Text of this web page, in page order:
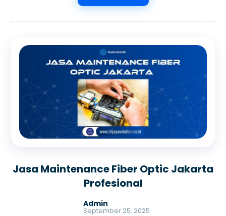
Jasa Maintenance Fiber Optic Jakarta
Profesional
Admin
September 25, 2025